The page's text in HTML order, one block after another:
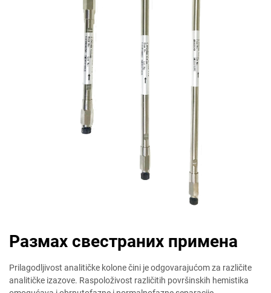
Размах свестраних примена
Prilagodljivost analitičke kolone čini je odgovarajućom za različite
analitičke izazove. Raspoloživost različitih površinskih hemistika